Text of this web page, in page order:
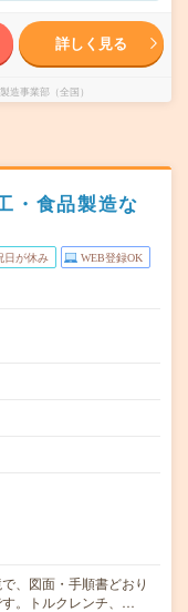
詳しく見る
事業部（全国）
・食品製造な
日が休み WEB登録OK
、図面・手順書どおり
。トルクレンチ、…